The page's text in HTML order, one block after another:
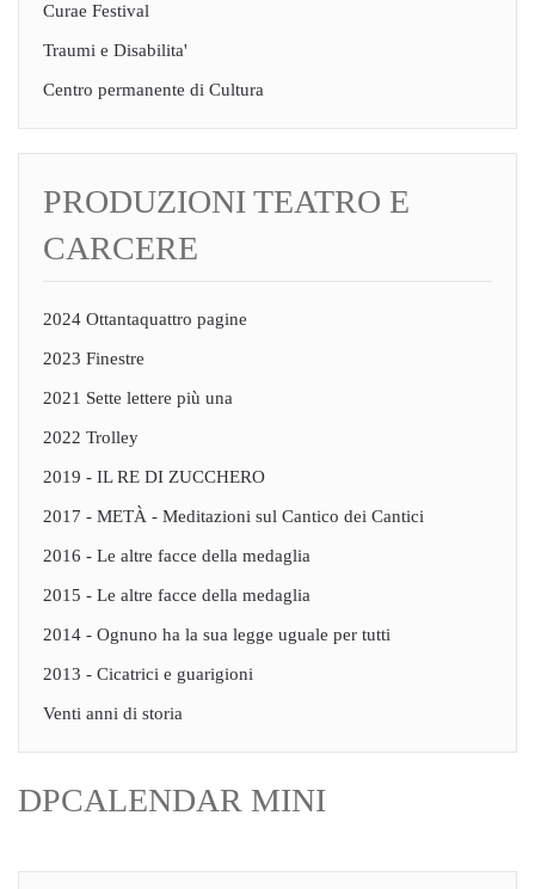
Curae Festival
Traumi e Disabilita'
Centro permanente di Cultura
PRODUZIONI TEATRO E
CARCERE
2024 Ottantaquattro pagine
2023 Finestre
2021 Sette lettere più una
2022 Trolley
2019 - IL RE DI ZUCCHERO
2017 - METÀ - Meditazioni sul Cantico dei Cantici
2016 - Le altre facce della medaglia
2015 - Le altre facce della medaglia
2014 - Ognuno ha la sua legge uguale per tutti
2013 - Cicatrici e guarigioni
Venti anni di storia
DPCALENDAR MINI